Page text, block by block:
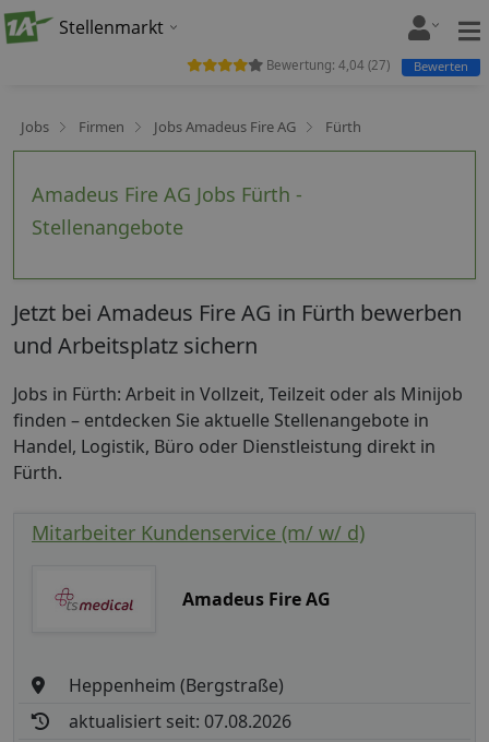
Stellenmarkt
Jobs Firmen Jobs Amadeus Fire AG Fürth
Amadeus Fire AG Jobs Fürth -
Stellenangebote
Bewertung: 4,04 (27) Bewerten
Jetzt bei Amadeus Fire AG in Fürth bewerben
und Arbeitsplatz sichern
Jobs in Fürth: Arbeit in Vollzeit, Teilzeit oder als Minijob
finden – entdecken Sie aktuelle Stellenangebote in
Handel, Logistik, Büro oder Dienstleistung direkt in
Fürth.
Mitarbeiter Kundenservice (m/ w/ d)
Amadeus Fire AG
Heppenheim (Bergstraße)
aktualisiert seit: 07.08.2026